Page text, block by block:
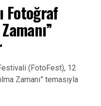
Fotoğraf
(FotoFest), 12
Zamanı” temasıyla